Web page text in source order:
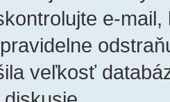
e-
veľkosť